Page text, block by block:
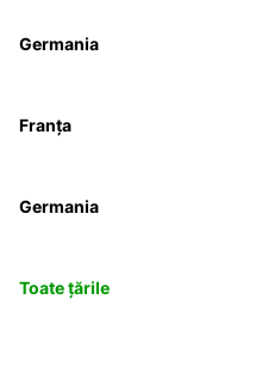
Germania
Franța
Germania
Toate țările